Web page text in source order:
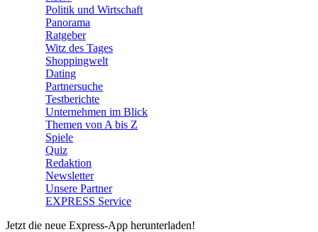
Politik und Wirtschaft
Panorama
Ratgeber
Witz des Tages
Shoppingwelt
Dating
Partnersuche
Testberichte
Unternehmen im Blick
Themen von A bis Z
Spiele
Quiz
Redaktion
Newsletter
Unsere Partner
EXPRESS Service
Jetzt die neue Express-App herunterladen!